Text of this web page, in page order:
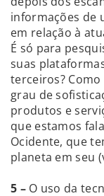
informações de
em relação à
É só para
suas
terceiros?
grau de
produtos e
que estamos
Ocidente, que
planeta em seu
5 –O uso da